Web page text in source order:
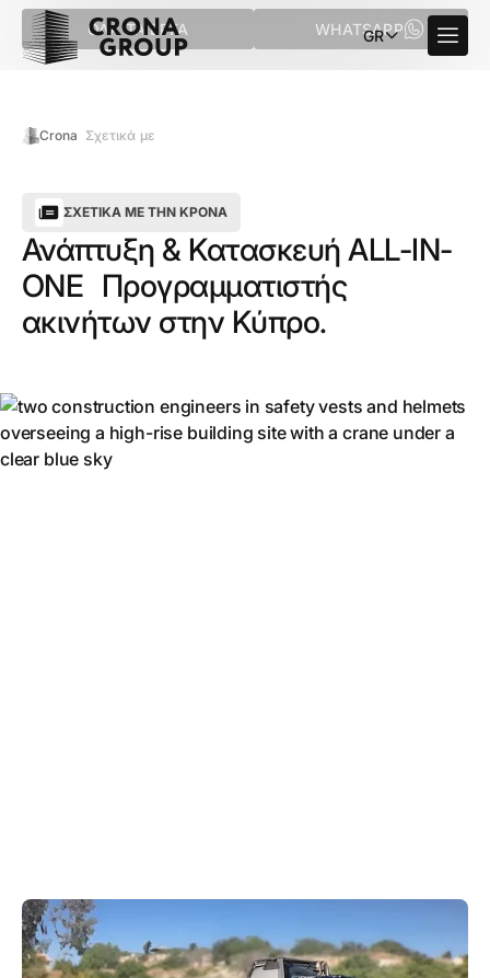
ΌΛΑ ΤΑ ΈΡΓΑ WHATSAPP
GR
Crona Σχετικά με
ΣΧΕΤΙΚΆ ΜΕ ΤΗΝ ΚΡΌΝΑ
Ανάπτυξη & Κατασκευή ALL-IN-
ONE Προγραμματιστής
ακινήτων στην Κύπρο.